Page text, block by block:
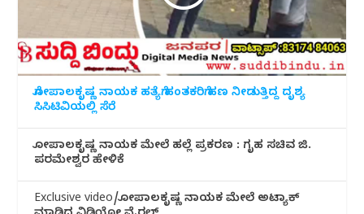
ಗೋಪಾಲಕೃಷ್ಣ ನಾಯಕ ಹತ್ಯೆಗೆ ಹಂತಕರಿಗೆ ಹಣ ನೀಡುತ್ತಿದ್ದ ದೃಶ್ಯ
ಸಿಸಿಟಿವಿಯಲ್ಲಿ ಸೆರೆ
ಗೋಪಾಲಕೃಷ್ಣ ನಾಯಕ ಮೇಲೆ ಹಲ್ಲೆ ಪ್ರಕರಣ : ಗೃಹ ಸಚಿವ ಜಿ.
ಪರಮೇಶ್ವರ ಹೇಳಿಕೆ
Exclusive video/ಗೋಪಾಲಕೃಷ್ಣ ನಾಯಕ ಮೇಲೆ ಅಟ್ಯಾಕ್